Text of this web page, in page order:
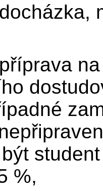
%,